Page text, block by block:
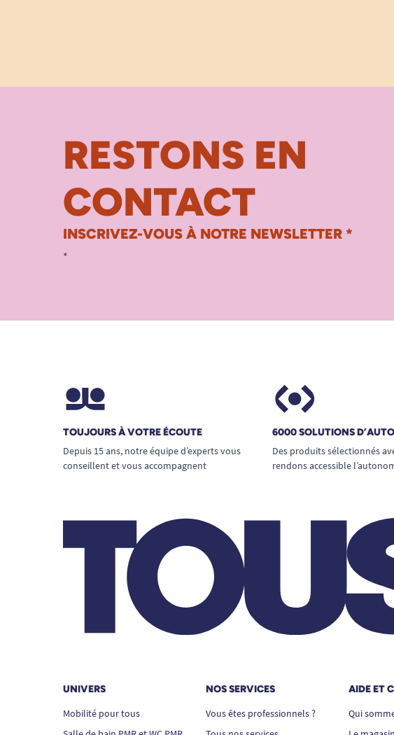
RESTONS EN
CONTACT
INSCRIVEZ-VOUS À NOTRE NEWSLETTER *
*
TOUJOURS À VOTRE ÉCOUTE
Depuis 15 ans, notre équipe d’experts vous
conseillent et vous accompagnent
6000 SOLUTIONS
Des produits sélectionnés
rendons accessible
UNIVERS
Mobilité pour tous
NOS SERVICES
Vous êtes professionnels ?
AIDE ET
Qui